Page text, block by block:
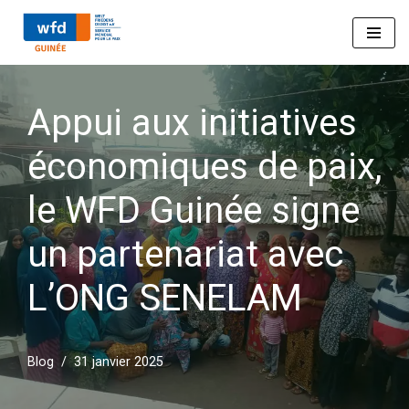
Aller
contenu
Appui aux initiatives
économiques de paix,
le WFD Guinée signe
un partenariat avec
L’ONG SENELAM
Blog 31 janvier 2025